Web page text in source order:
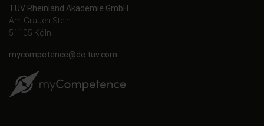
TÜV Rheinland Akademie GmbH
Am Grauen Stein
51105 Köln
mycompetence@de.tuv.com